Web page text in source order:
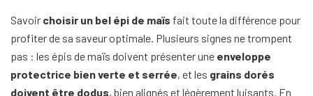
Savoir choisir un bel épi de maïs fait toute la différence pour
profiter de sa saveur optimale. Plusieurs signes ne trompent
pas : les épis de maïs doivent présenter une enveloppe
protectrice bien verte et serrée, et les grains dorés
doivent être dodus, bien alignés et légèrement luisants. En